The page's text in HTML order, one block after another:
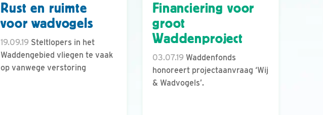
Rust en ruimte
voor wadvogels
19.09.19 Steltlopers in het
Waddengebied vliegen te vaak
op vanwege verstoring
Financiering voor
groot
Waddenproject
03.07.19 Waddenfonds
honoreert projectaanvraag ‘Wij
& Wadvogels’.